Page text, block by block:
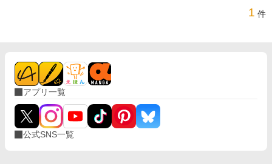
1 件
アプリ一覧
公式SNS一覧